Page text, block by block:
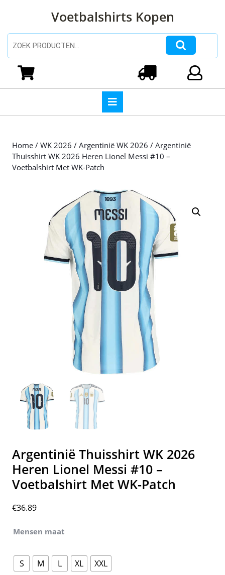
inhoud
Voetbalshirts Kopen
Zoeken naar:
Home / WK 2026 / Argentinië WK 2026 / Argentinië
Thuisshirt WK 2026 Heren Lionel Messi #10 –
Voetbalshirt Met WK-Patch
Argentinië Thuisshirt WK 2026
Heren Lionel Messi #10 –
Voetbalshirt Met WK-Patch
€36.89
Mensen maat
S M L XL XXL